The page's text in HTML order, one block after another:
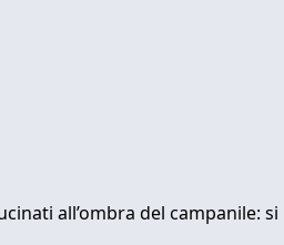
all’ombra del campanile: